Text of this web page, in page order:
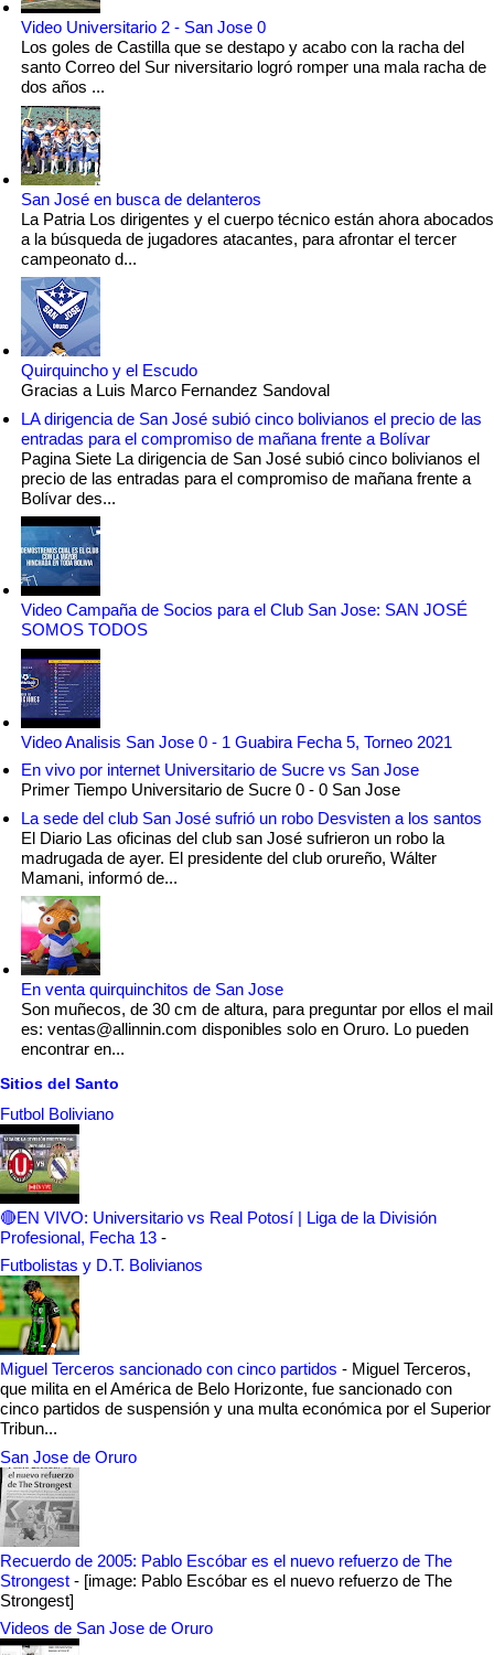
Video Universitario 2 - San Jose 0
Los goles de Castilla que se destapo y acabo con la racha del
santo Correo del Sur niversitario logró romper una mala racha de
dos años ...
San José en busca de delanteros
La Patria Los dirigentes y el cuerpo técnico están ahora abocados
a la búsqueda de jugadores atacantes, para afrontar el tercer
campeonato d...
Quirquincho y el Escudo
Gracias a Luis Marco Fernandez Sandoval
LA dirigencia de San José subió cinco bolivianos el precio de las
entradas para el compromiso de mañana frente a Bolívar
Pagina Siete La dirigencia de San José subió cinco bolivianos el
precio de las entradas para el compromiso de mañana frente a
Bolívar des...
Video Campaña de Socios para el Club San Jose: SAN JOSÉ
SOMOS TODOS
Video Analisis San Jose 0 - 1 Guabira Fecha 5, Torneo 2021
En vivo por internet Universitario de Sucre vs San Jose
Primer Tiempo Universitario de Sucre 0 - 0 San Jose
La sede del club San José sufrió un robo Desvisten a los santos
El Diario Las oficinas del club san José sufrieron un robo la
madrugada de ayer. El presidente del club orureño, Wálter
Mamani, informó de...
En venta quirquinchitos de San Jose
Son muñecos, de 30 cm de altura, para preguntar por ellos el mail
es: ventas@allinnin.com disponibles solo en Oruro. Lo pueden
encontrar en...
Sitios del Santo
Futbol Boliviano
🔴EN VIVO: Universitario vs Real Potosí | Liga de la División
Profesional, Fecha 13 -
Futbolistas y D.T. Bolivianos
Miguel Terceros sancionado con cinco partidos - Miguel Terceros,
que milita en el América de Belo Horizonte, fue sancionado con
cinco partidos de suspensión y una multa económica por el Superior
Tribun...
San Jose de Oruro
Recuerdo de 2005: Pablo Escóbar es el nuevo refuerzo de The
Strongest - [image: Pablo Escóbar es el nuevo refuerzo de The
Strongest]
Videos de San Jose de Oruro